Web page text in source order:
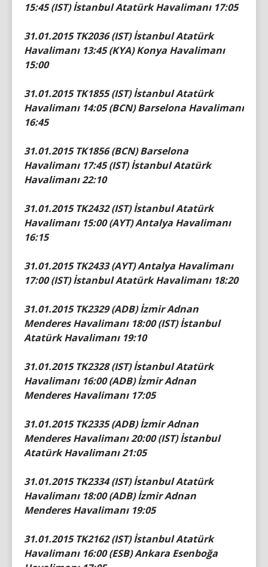
15:45 (IST) İstanbul Atatürk Havalimanı 17:05
31.01.2015 TK2036 (IST) İstanbul Atatürk
Havalimanı 13:45 (KYA) Konya Havalimanı
15:00
31.01.2015 TK1855 (IST) İstanbul Atatürk
Havalimanı 14:05 (BCN) Barselona Havalimanı
16:45
31.01.2015 TK1856 (BCN) Barselona
Havalimanı 17:45 (IST) İstanbul Atatürk
Havalimanı 22:10
31.01.2015 TK2432 (IST) İstanbul Atatürk
Havalimanı 15:00 (AYT) Antalya Havalimanı
16:15
31.01.2015 TK2433 (AYT) Antalya Havalimanı
17:00 (IST) İstanbul Atatürk Havalimanı 18:20
31.01.2015 TK2329 (ADB) İzmir Adnan
Menderes Havalimanı 18:00 (IST) İstanbul
Atatürk Havalimanı 19:10
31.01.2015 TK2328 (IST) İstanbul Atatürk
Havalimanı 16:00 (ADB) İzmir Adnan
Menderes Havalimanı 17:05
31.01.2015 TK2335 (ADB) İzmir Adnan
Menderes Havalimanı 20:00 (IST) İstanbul
Atatürk Havalimanı 21:05
31.01.2015 TK2334 (IST) İstanbul Atatürk
Havalimanı 18:00 (ADB) İzmir Adnan
Menderes Havalimanı 19:05
31.01.2015 TK2162 (IST) İstanbul Atatürk
Havalimanı 16:00 (ESB) Ankara Esenboğa